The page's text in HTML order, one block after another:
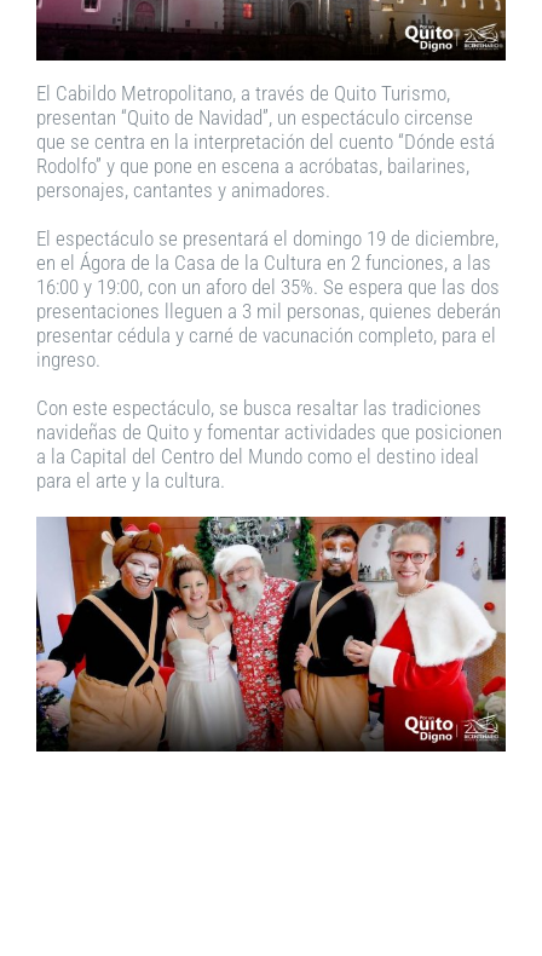
El Cabildo Metropolitano, a través de Quito Turismo,
presentan “Quito de Navidad”, un espectáculo circense
que se centra en la interpretación del cuento “Dónde está
Rodolfo” y que pone en escena a acróbatas, bailarines,
personajes, cantantes y animadores.
El espectáculo se presentará el domingo 19 de diciembre,
en el Ágora de la Casa de la Cultura en 2 funciones, a las
16:00 y 19:00, con un aforo del 35%. Se espera que las dos
presentaciones lleguen a 3 mil personas, quienes deberán
presentar cédula y carné de vacunación completo, para el
ingreso.
Con este espectáculo, se busca resaltar las tradiciones
navideñas de Quito y fomentar actividades que posicionen
a la Capital del Centro del Mundo como el destino ideal
para el arte y la cultura.